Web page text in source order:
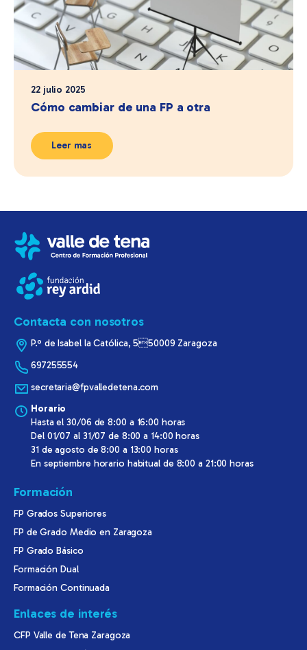
22 julio 2025
Cómo cambiar de una FP a otra
Leer mas
Contacta con nosotros
P.º de Isabel la Católica, 550009 Zaragoza
697255554
secretaria@fpvalledetena.com
Horario
Hasta el 30/06 de 8:00 a 16:00 horas
Del 01/07 al 31/07 de 8:00 a 14:00 horas
31 de agosto de 8:00 a 13:00 horas
En septiembre horario habitual de 8:00 a 21:00 horas
Formación
FP Grados Superiores
FP de Grado Medio en Zaragoza
FP Grado Básico
Formación Dual
Formación Continuada
Enlaces de interés
CFP Valle de Tena Zaragoza